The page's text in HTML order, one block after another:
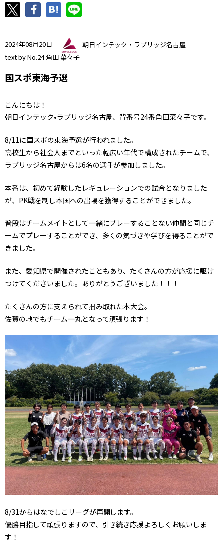
2024年08月20日
朝日インテック・ラブリッジ名古屋
text by No.24 角田 菜々子
国スポ東海予選
こんにちは！
朝日インテック•ラブリッジ名古屋、背番号24番角田菜々子です。
8/11に国スポの東海予選が行われました。
高校生から社会人までといった幅広い年代で構成されたチームで、
ラブリッジ名古屋からは6名の選手が参加しました。
本番は、初めて経験したレギュレーションでの試合となりました
が、PK戦を制し本国への出場を獲得することができました。
普段はチームメイトとして一緒にプレーすることない仲間と同じチ
ームでプレーすることができ、多くの気づきや学びを得ることがで
きました。
また、愛知県で開催されたこともあり、たくさんの方が応援に駆け
つけてくださいました。ありがとうございました！！！
たくさんの方に支えられて掴み取れた本大会。
佐賀の地でもチーム一丸となって頑張ります！
8/31からはなでしこリーグが再開します。
優勝目指して頑張りますので、引き続き応援よろしくお願いしま
す！